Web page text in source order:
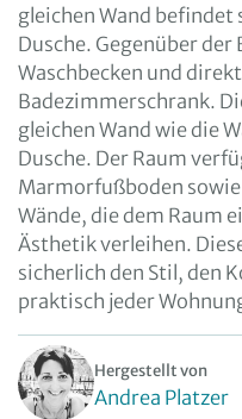
gleichen Wand befindet
Dusche. Gegenüber der
Waschbecken und
Badezimmerschrank.
gleichen Wand wie die
Dusche. Der Raum
Marmorfußboden
Wände, die dem Raum
Ästhetik verleihen.
sicherlich den Stil, den
praktisch jeder
Hergestellt von
Andrea Platzer